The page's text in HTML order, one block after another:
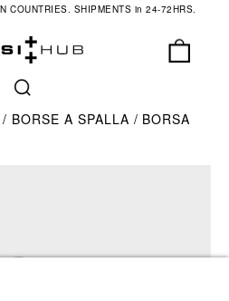
COUNTRIES. SHIPMENTS in 24-72HRS.
BORSE A SPALLA BORSA